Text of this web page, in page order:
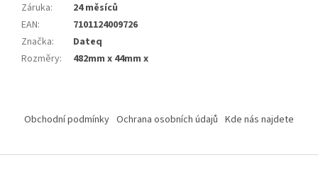
Záruka:
24 měsíců
EAN:
7101124009726
Značka:
Dateq
Rozměry: 482mm x 44mm x
Obchodní podmínky Ochrana osobních údajů Kde nás najdete